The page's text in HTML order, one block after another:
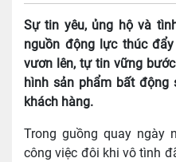
Sự tin yêu, ủng hộ và
nguồn động lực thúc
vươn lên, tự tin vững
hình sản phẩm bất động
khách hàng.
Trong guồng quay ngày
công việc đôi khi vô tình